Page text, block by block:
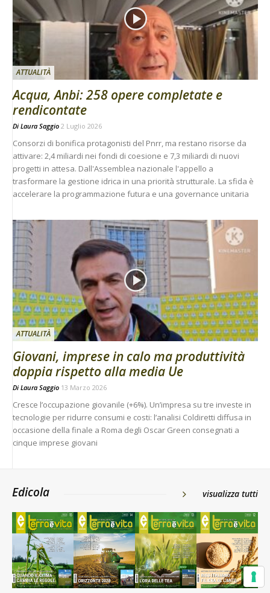
ATTUALITÀ
Acqua, Anbi: 258 opere completate e
rendicontate
Di Laura Saggio 2 Luglio 2026
Consorzi di bonifica protagonisti del Pnrr, ma restano risorse da
attivare: 2,4 miliardi nei fondi di coesione e 7,3 miliardi di nuovi
progetti in attesa. Dall'Assemblea nazionale l'appello a
trasformare la gestione idrica in una priorità strutturale. La sfida è
accelerare la programmazione futura e una governance unitaria
ATTUALITÀ
Giovani, imprese in calo ma produttività
doppia rispetto alla media Ue
Di Laura Saggio 13 Marzo 2026
Cresce l’occupazione giovanile (+6%). Un’impresa su tre investe in
tecnologie per ridurre consumi e costi: l’analisi Coldiretti diffusa in
occasione della finale a Roma degli Oscar Green consegnati a
cinque imprese giovani
Edicola visualizza tutti